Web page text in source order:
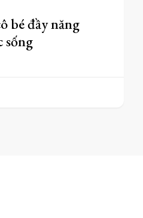
bé đầy năng
sống